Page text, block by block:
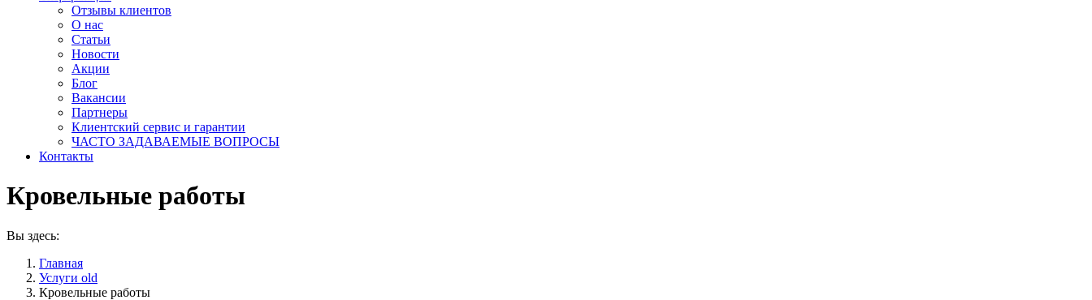
Отзывы клиентов
О нас
Статьи
Новости
Акции
Блог
Вакансии
Партнеры
Клиентский сервис и гарантии
ЧАСТО ЗАДАВАЕМЫЕ ВОПРОСЫ
Контакты
Кровельные работы
Вы здесь:
Главная
Услуги old
Кровельные работы